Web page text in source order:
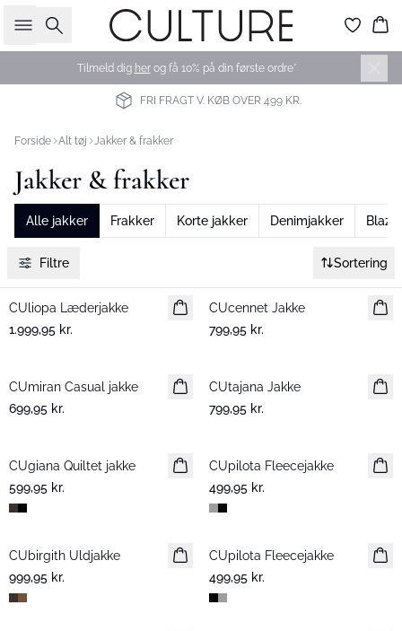
Søg
Tilmeld dig herog få 10% på din første ordre*
FRI FRAGT V. KØB OVER 499 KR.
Forside Alt tøj Jakker & frakker
Jakker & frakker
Alle jakker Frakker Korte jakker Denimjakker
Filtre Sortering
Nyhed
CUliopa Læderjakke
1.999,95 kr.
Nyhed
CUcennet Jakke
799,95 kr.
Nyhed
CUmiran Casual jakke
699,95 kr.
Nyhed
CUtajana Jakke
799,95 kr.
Nyhed
CUgiana Quiltet jakke
599,95 kr.
CUpilota Fleecejakke
499,95 kr.
Nyhed
CUbirgith Uldjakke
999,95 kr.
CUpilota Fleecejakke
499,95 kr.
-50%